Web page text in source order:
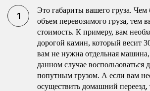
Это габариты вашего груза. Чем
объем перевозимого груза, тем
стоимость. К примеру, вам
дорогой камин, который весит
вам не нужна отдельная
данном случае воспользоваться
попутным грузом. А если вам
осуществить домашний переезд,